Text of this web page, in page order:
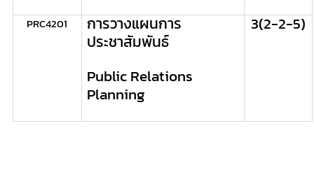
PRC4201
การวางแผนการ
ประชาสัมพันธ์
Public Relations
Planning
3(2-2-5)